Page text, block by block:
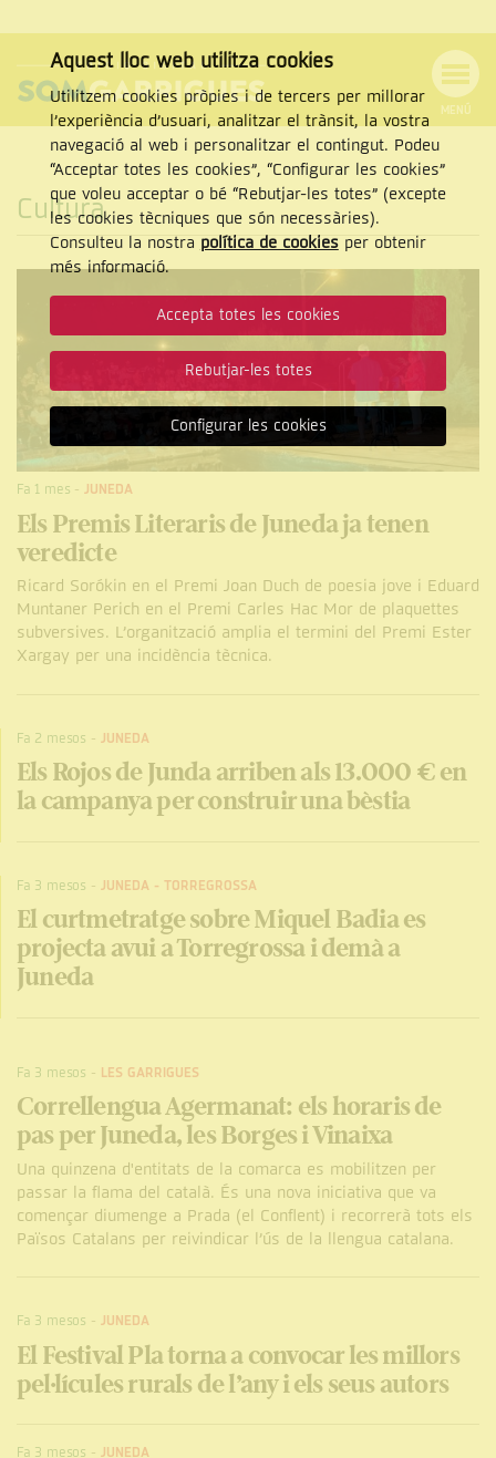
NAVEGACIÓ
MENÚ
Cercar
CERCAR
Cultura
Fa 1 mes -JUNEDA
Els Premis Literaris de Juneda ja tenen
veredicte
Ricard Sorókin en el Premi Joan Duch de poesia jove i Eduard
Muntaner Perich en el Premi Carles Hac Mor de plaquettes
subversives. L’organització amplia el termini del Premi Ester
Xargay per una incidència tècnica.
Fa 2 mesos - JUNEDA
Els Rojos de Junda arriben als 13.000 € en
la campanya per construir una bèstia
Fa 3 mesos - JUNEDA - TORREGROSSA
El curtmetratge sobre Miquel Badia es
projecta avui a Torregrossa i demà a
Juneda
Fa 3 mesos - LES GARRIGUES
Correllengua Agermanat: els horaris de
pas per Juneda, les Borges i Vinaixa
Una quinzena d'entitats de la comarca es mobilitzen per
passar la flama del català. És una nova iniciativa que va
començar diumenge a Prada (el Conflent) i recorrerà tots els
Països Catalans per reivindicar l’ús de la llengua catalana.
Fa 3 mesos - JUNEDA
El Festival Pla torna a convocar les millors
pel·lícules rurals de l’any i els seus autors
Fa 3 mesos - JUNEDA
Aquest lloc web utilitza cookies
Utilitzem cookies pròpies i de tercers per millorar
l’experiència d’usuari, analitzar el trànsit, la vostra
navegació al web i personalitzar el contingut. Podeu
“Acceptar totes les cookies”, “Configurar les cookies”
que voleu acceptar o bé “Rebutjar-les totes” (excepte
les cookies tècniques que són necessàries).
Consulteu la nostra política de cookiesper obtenir
més informació.
Accepta totes les cookies
Rebutjar-les totes
Configurar les cookies